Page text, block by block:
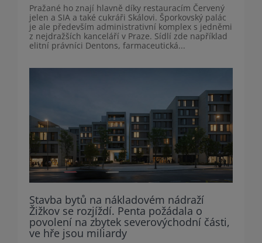
Pražané ho znají hlavně díky restauracím Červený
jelen a SIA a také cukráři Skálovi. Šporkovský palác
je ale především administrativní komplex s jedněmi
z nejdražších kanceláří v Praze. Sídlí zde například
elitní právníci Dentons, farmaceutická...
Stavba bytů na nákladovém nádraží
Žižkov se rozjíždí. Penta požádala o
povolení na zbytek severovýchodní části,
ve hře jsou miliardy